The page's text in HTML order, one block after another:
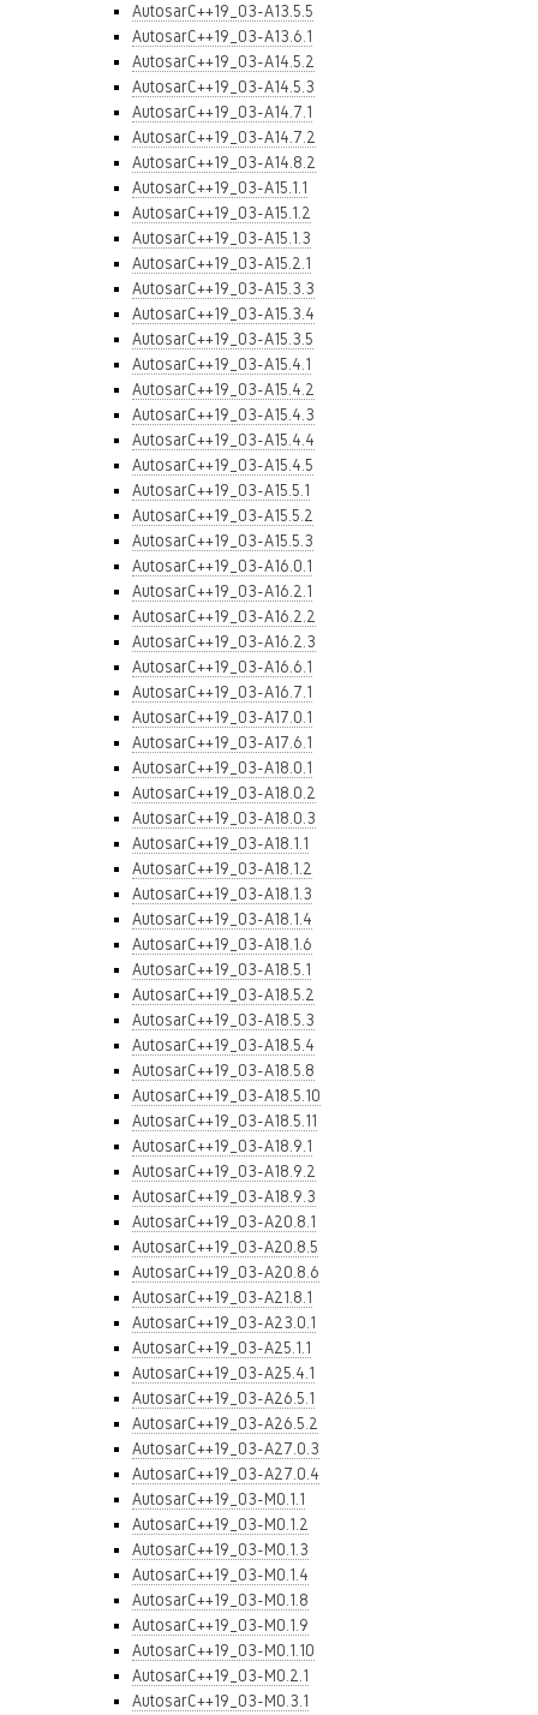
AutosarC++19_03-A13.5.5
AutosarC++19_03-A13.6.1
AutosarC++19_03-A14.5.2
AutosarC++19_03-A14.5.3
AutosarC++19_03-A14.7.1
AutosarC++19_03-A14.7.2
AutosarC++19_03-A14.8.2
AutosarC++19_03-A15.1.1
AutosarC++19_03-A15.1.2
AutosarC++19_03-A15.1.3
AutosarC++19_03-A15.2.1
AutosarC++19_03-A15.3.3
AutosarC++19_03-A15.3.4
AutosarC++19_03-A15.3.5
AutosarC++19_03-A15.4.1
AutosarC++19_03-A15.4.2
AutosarC++19_03-A15.4.3
AutosarC++19_03-A15.4.4
AutosarC++19_03-A15.4.5
AutosarC++19_03-A15.5.1
AutosarC++19_03-A15.5.2
AutosarC++19_03-A15.5.3
AutosarC++19_03-A16.0.1
AutosarC++19_03-A16.2.1
AutosarC++19_03-A16.2.2
AutosarC++19_03-A16.2.3
AutosarC++19_03-A16.6.1
AutosarC++19_03-A16.7.1
AutosarC++19_03-A17.0.1
AutosarC++19_03-A17.6.1
AutosarC++19_03-A18.0.1
AutosarC++19_03-A18.0.2
AutosarC++19_03-A18.0.3
AutosarC++19_03-A18.1.1
AutosarC++19_03-A18.1.2
AutosarC++19_03-A18.1.3
AutosarC++19_03-A18.1.4
AutosarC++19_03-A18.1.6
AutosarC++19_03-A18.5.1
AutosarC++19_03-A18.5.2
AutosarC++19_03-A18.5.3
AutosarC++19_03-A18.5.4
AutosarC++19_03-A18.5.8
AutosarC++19_03-A18.5.10
AutosarC++19_03-A18.5.11
AutosarC++19_03-A18.9.1
AutosarC++19_03-A18.9.2
AutosarC++19_03-A18.9.3
AutosarC++19_03-A20.8.1
AutosarC++19_03-A20.8.5
AutosarC++19_03-A20.8.6
AutosarC++19_03-A21.8.1
AutosarC++19_03-A23.0.1
AutosarC++19_03-A25.1.1
AutosarC++19_03-A25.4.1
AutosarC++19_03-A26.5.1
AutosarC++19_03-A26.5.2
AutosarC++19_03-A27.0.3
AutosarC++19_03-A27.0.4
AutosarC++19_03-M0.1.1
AutosarC++19_03-M0.1.2
AutosarC++19_03-M0.1.3
AutosarC++19_03-M0.1.4
AutosarC++19_03-M0.1.8
AutosarC++19_03-M0.1.9
AutosarC++19_03-M0.1.10
AutosarC++19_03-M0.2.1
AutosarC++19_03-M0.3.1